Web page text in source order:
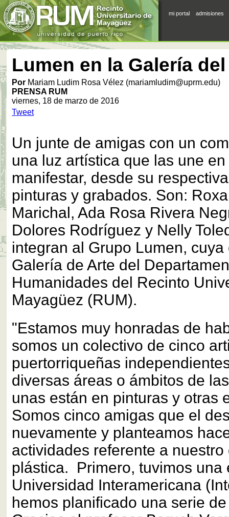
mi portal admisiones
Lumen en la Galería del
Por Mariam Ludim Rosa Vélez (mariamludim@uprm.edu)
PRENSA RUM
viernes, 18 de marzo de 2016
Tweet
Un junte de amigas con un
una luz artística que las une
manifestar, desde su
pinturas y grabados. Son:
Marichal, Ada Rosa Rivera
Dolores Rodríguez y Nelly
integran al Grupo Lumen,
Galería de Arte del
Humanidades del Recinto
Mayagüez (RUM).
"Estamos muy honradas de
somos un colectivo de cinco
puertorriqueñas
diversas áreas o ámbitos de
unas están en pinturas y otras
Somos cinco amigas que el
nuevamente y planteamos
actividades referente a
plástica. Primero, tuvimos una
Universidad Interamericana
hemos planificado una serie